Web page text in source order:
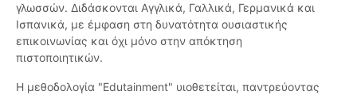
γλωσσών. Διδάσκονται Αγγλικά, Γαλλικά, Γερμανικά και
Ισπανικά, με έμφαση στη δυνατότητα ουσιαστικής
επικοινωνίας και όχι μόνο στην απόκτηση
πιστοποιητικών.
Η μεθοδολογία "Edutainment" υιοθετείται, παντρεύοντας